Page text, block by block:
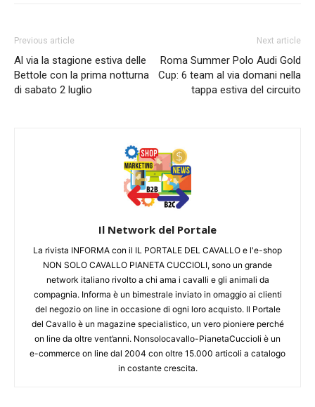
Previous article
Al via la stagione estiva delle
Bettole con la prima notturna
di sabato 2 luglio
Next article
Roma Summer Polo Audi Gold
Cup: 6 team al via domani nella
tappa estiva del circuito
Il Network del Portale
La rivista INFORMA con il IL PORTALE DEL CAVALLO e l'e-shop
NON SOLO CAVALLO PIANETA CUCCIOLI, sono un grande
network italiano rivolto a chi ama i cavalli e gli animali da
compagnia. Informa è un bimestrale inviato in omaggio ai clienti
del negozio on line in occasione di ogni loro acquisto. Il Portale
del Cavallo è un magazine specialistico, un vero pioniere perché
on line da oltre vent’anni. Nonsolocavallo-PianetaCuccioli è un
e-commerce on line dal 2004 con oltre 15.000 articoli a catalogo
in costante crescita.